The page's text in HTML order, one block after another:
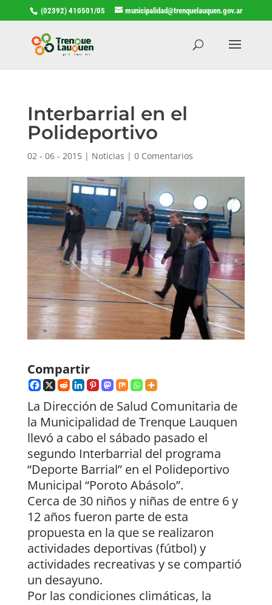
(02392) 410501/05 municipalidad@trenquelauquen.gov.ar
Interbarrial en el
Polideportivo
02 - 06 - 2015| Noticias | 0 Comentarios
Compartir
La Dirección de Salud Comunitaria de
la Municipalidad de Trenque Lauquen
llevó a cabo el sábado pasado el
segundo Interbarrial del programa
“Deporte Barrial” en el Polideportivo
Municipal “Poroto Abásolo”.
Cerca de 30 niños y niñas de entre 6 y
12 años fueron parte de esta
propuesta en la que se realizaron
actividades deportivas (fútbol) y
actividades recreativas y se compartió
un desayuno.
Por las condiciones climáticas, la